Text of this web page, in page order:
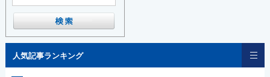
人気記事ランキング